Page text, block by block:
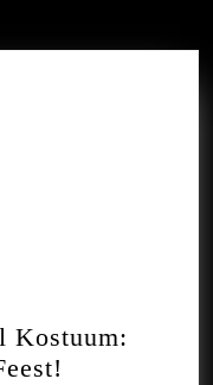
Kostuum: